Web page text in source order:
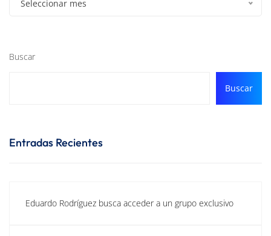
Seleccionar mes
Buscar
Buscar
Entradas Recientes
Eduardo Rodríguez busca acceder a un grupo exclusivo